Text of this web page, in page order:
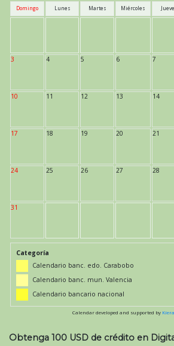
Domingo Lunes Martes Miércoles
3 4 5 6 7
10 11 12 13 14
17 18 19 20 21
24 25 26 27 28
31
Categoría
Calendario banc. edo. Carabobo
Calendario banc. mun. Valencia
Calendario bancario nacional
Calendar developed and supported by
Obtenga 100 USD de crédito en